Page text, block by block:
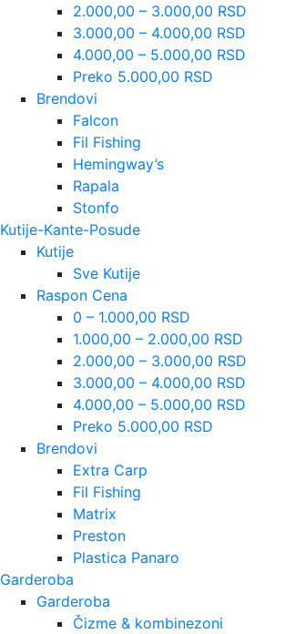
2.000,00 – 3.000,00 RSD
3.000,00 – 4.000,00 RSD
4.000,00 – 5.000,00 RSD
Preko 5.000,00 RSD
Brendovi
Falcon
Fil Fishing
Hemingway’s
Rapala
Stonfo
Kutije-Kante-Posude
Kutije
Sve Kutije
Raspon Cena
0 – 1.000,00 RSD
1.000,00 – 2.000,00 RSD
2.000,00 – 3.000,00 RSD
3.000,00 – 4.000,00 RSD
4.000,00 – 5.000,00 RSD
Preko 5.000,00 RSD
Brendovi
Extra Carp
Fil Fishing
Matrix
Preston
Plastica Panaro
Garderoba
Garderoba
Čizme & kombinezoni